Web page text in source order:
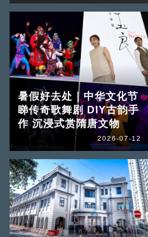
暑假好去处｜中华文化节
睇传奇歌舞剧 DIY古韵手
作 沉浸式赏隋唐文物
2026-07-12